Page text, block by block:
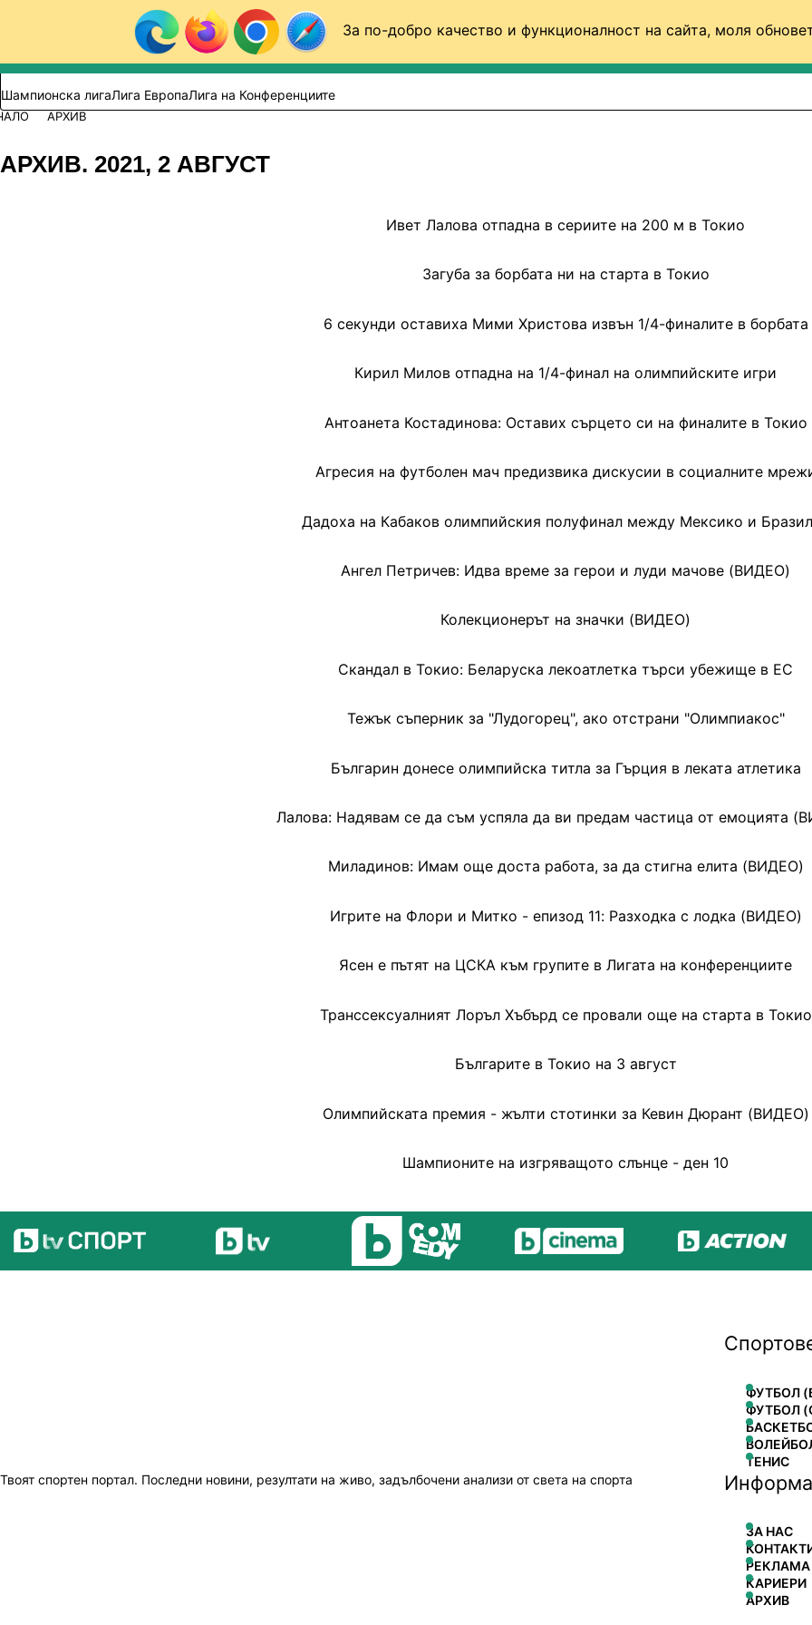
За по-добро качество и функционалност на сайта, моля
Към съдържанието
Търси в сайта
ВИДЕО ФУТБОЛ (БГ)
Шампионска лигаЛига ЕвропаЛига на Конференциите
АРХИВ
АРХИВ. 2021, 2 АВГУСТ
Ивет Лалова отпадна в сериите на 200 м в Токио
Загуба за борбата ни на старта в Токио
6 секунди оставиха Мими Христова извън 1/4-финалите в борбата
Кирил Милов отпадна на 1/4-финал на олимпийските игри
Антоанета Костадинова: Оставих сърцето си на финалите в Токио
Агресия на футболен мач предизвика дискусии в социалните
Дадоха на Кабаков олимпийския полуфинал между Мексико и
Ангел Петричев: Идва време за герои и луди мачове (ВИДЕО)
Колекционерът на значки (ВИДЕО)
Скандал в Токио: Беларуска лекоатлетка търси убежище в ЕС
Тежък съперник за "Лудогорец", ако отстрани "Олимпиакос"
Българин донесе олимпийска титла за Гърция в леката атлетика
Лалова: Надявам се да съм успяла да ви предам частица от емоцията
Миладинов: Имам още доста работа, за да стигна елита (ВИДЕО)
Игрите на Флори и Митко - епизод 11: Разходка с лодка (ВИДЕО)
Ясен е пътят на ЦСКА към групите в Лигата на конференциите
Транссексуалният Лоръл Хъбърд се провали още на старта в Токио
Българите в Токио на 3 август
Олимпийската премия - жълти стотинки за Кевин Дюрант (ВИДЕО)
Шампионите на изгряващото слънце - ден 10
Твоят спортен портал. Последни новини, резултати на живо, задълбочени анализи от света на спорта
ФУТБОЛ
ФУТБОЛ
ТЕНИС
ЗА НАС
РЕКЛАМА
КАРИЕРИ
АРХИВ